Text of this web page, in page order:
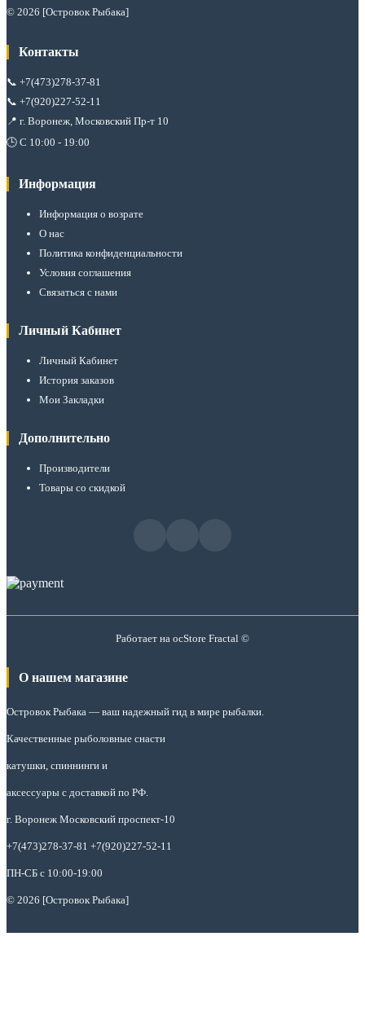
© 2026 [Островок Рыбака]
Контакты
📞 +7(473)278-37-81
📞 +7(920)227-52-11
📍 г. Воронеж, Московский Пр-т 10
🕒 С 10:00 - 19:00
Информация
Информация о возрате
О нас
Политика конфиденциальности
Условия соглашения
Связаться с нами
Личный Кабинет
Личный Кабинет
История заказов
Мои Закладки
Дополнительно
Производители
Товары со скидкой
Работает на ocStore Fractal ©
О нашем магазине
Островок Рыбака — ваш надежный гид в мире рыбалки.
Качественные рыболовные снасти
катушки, спиннинги и
аксессуары с доставкой по РФ.
г. Воронеж Московский проспект-10
+7(473)278-37-81 +7(920)227-52-11
ПН-СБ с 10:00-19:00
© 2026 [Островок Рыбака]